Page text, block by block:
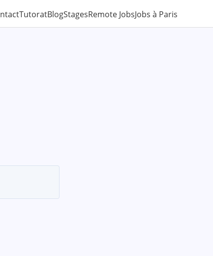
TutoratBlogStagesRemote JobsJobs à Paris